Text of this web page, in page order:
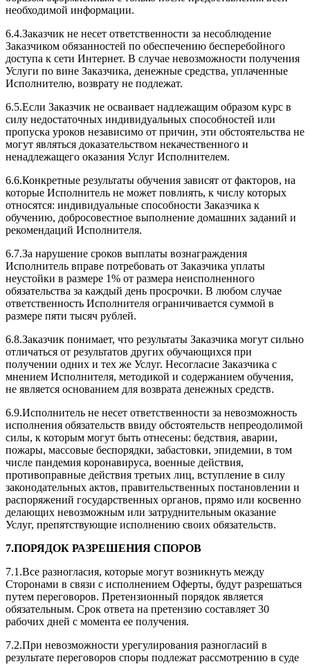
необходимой информации.
6.4.Заказчик не несет ответственности за несоблюдение
Заказчиком обязанностей по обеспечению бесперебойного
доступа к сети Интернет. В случае невозможности получения
Услуги по вине Заказчика, денежные средства, уплаченные
Исполнителю, возврату не подлежат.
6.5.Если Заказчик не осваивает надлежащим образом курс в
силу недостаточных индивидуальных способностей или
пропуска уроков независимо от причин, эти обстоятельства не
могут являться доказательством некачественного и
ненадлежащего оказания Услуг Исполнителем.
6.6.Конкретные результаты обучения зависят от факторов, на
которые Исполнитель не может повлиять, к числу которых
относятся: индивидуальные способности Заказчика к
обучению, добросовестное выполнение домашних заданий и
рекомендаций Исполнителя.
6.7.За нарушение сроков выплаты вознаграждения
Исполнитель вправе потребовать от Заказчика уплаты
неустойки в размере 1% от размера неисполненного
обязательства за каждый день просрочки. В любом случае
ответственность Исполнителя ограничивается суммой в
размере пяти тысяч рублей.
6.8.Заказчик понимает, что результаты Заказчика могут сильно
отличаться от результатов других обучающихся при
получении одних и тех же Услуг. Несогласие Заказчика с
мнением Исполнителя, методикой и содержанием обучения,
не является основанием для возврата денежных средств.
6.9.Исполнитель не несет ответственности за невозможность
исполнения обязательств ввиду обстоятельств непреодолимой
силы, к которым могут быть отнесены: бедствия, аварии,
пожары, массовые беспорядки, забастовки, эпидемии, в том
числе пандемия коронавируса, военные действия,
противоправные действия третьих лиц, вступление в силу
законодательных актов, правительственных постановлении и
распоряжений государственных органов, прямо или косвенно
делающих невозможным или затруднительным оказание
Услуг, препятствующие исполнению своих обязательств.
7.ПОРЯДОК РАЗРЕШЕНИЯ СПОРОВ
7.1.Все разногласия, которые могут возникнуть между
Сторонами в связи с исполнением Оферты, будут разрешаться
путем переговоров. Претензионный порядок является
обязательным. Срок ответа на претензию составляет 30
рабочих дней с момента ее получения.
7.2.При невозможности урегулирования разногласий в
результате переговоров споры подлежат рассмотрению в суде